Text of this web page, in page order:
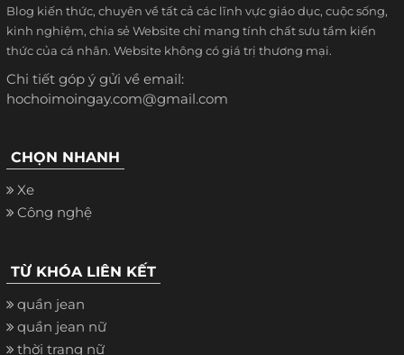
Blog kiến thức, chuyên về tất cả các lĩnh vực giáo dục, cuộc sống,
kinh nghiệm, chia sẻ Website chỉ mang tính chất sưu tầm kiến
thức của cá nhân. Website không có giá trị thương mại.
Chi tiết góp ý gửi về email:
hochoimoingay.com@gmail.com
CHỌN NHANH
Xe
Công nghệ
TỪ KHÓA LIÊN KẾT
quần jean
quần jean nữ
thời trang nữ